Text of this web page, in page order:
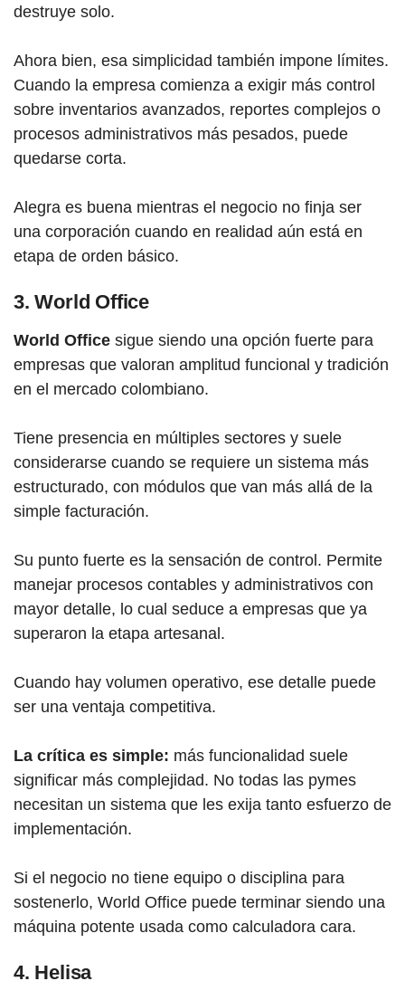
destruye solo.
Ahora bien, esa simplicidad también impone límites.
Cuando la empresa comienza a exigir más control
sobre inventarios avanzados, reportes complejos o
procesos administrativos más pesados, puede
quedarse corta.
Alegra es buena mientras el negocio no finja ser
una corporación cuando en realidad aún está en
etapa de orden básico.
3. World Office
World Office sigue siendo una opción fuerte para
empresas que valoran amplitud funcional y tradición
en el mercado colombiano.
Tiene presencia en múltiples sectores y suele
considerarse cuando se requiere un sistema más
estructurado, con módulos que van más allá de la
simple facturación.
Su punto fuerte es la sensación de control. Permite
manejar procesos contables y administrativos con
mayor detalle, lo cual seduce a empresas que ya
superaron la etapa artesanal.
Cuando hay volumen operativo, ese detalle puede
ser una ventaja competitiva.
La crítica es simple: más funcionalidad suele
significar más complejidad. No todas las pymes
necesitan un sistema que les exija tanto esfuerzo de
implementación.
Si el negocio no tiene equipo o disciplina para
sostenerlo, World Office puede terminar siendo una
máquina potente usada como calculadora cara.
4. Helisa